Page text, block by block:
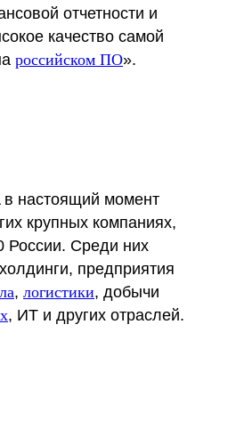
отчетности и
качество самой
российском ПО».
настоящий момент
крупных компаниях,
России. Среди них
предприятия
, логистики, добычи
, ИТ и других отраслей.